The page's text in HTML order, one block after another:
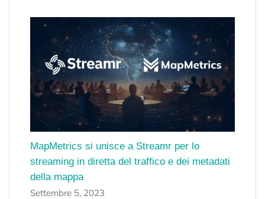
MapMetrics si unisce a Streamr per lo
streaming in diretta del traffico e dei metadati
della mappa
Settembre 5, 2023